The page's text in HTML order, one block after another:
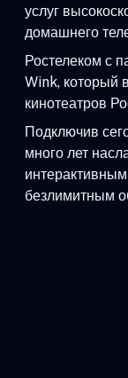
услуг
домашнего
Ростелеком с
Wink, который
кинотеатров
Подключив
много лет
безлимитным